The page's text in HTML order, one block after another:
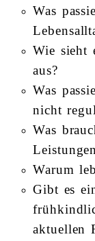
Was
Wie sieht
aus?
Was
nicht
Was
Warum
Gibt es
aktuellen